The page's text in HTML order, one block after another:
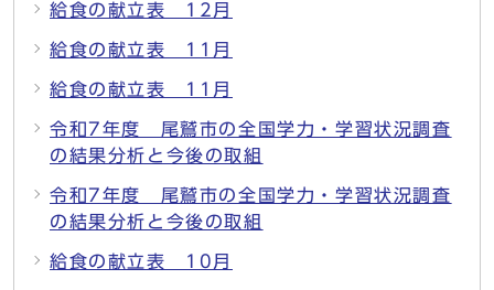
給食の献立表 12月
給食の献立表 11月
給食の献立表 11月
令和7年度 尾鷲市の全国学力・学習状況調査
の結果分析と今後の取組
令和7年度 尾鷲市の全国学力・学習状況調査
の結果分析と今後の取組
給食の献立表 10月